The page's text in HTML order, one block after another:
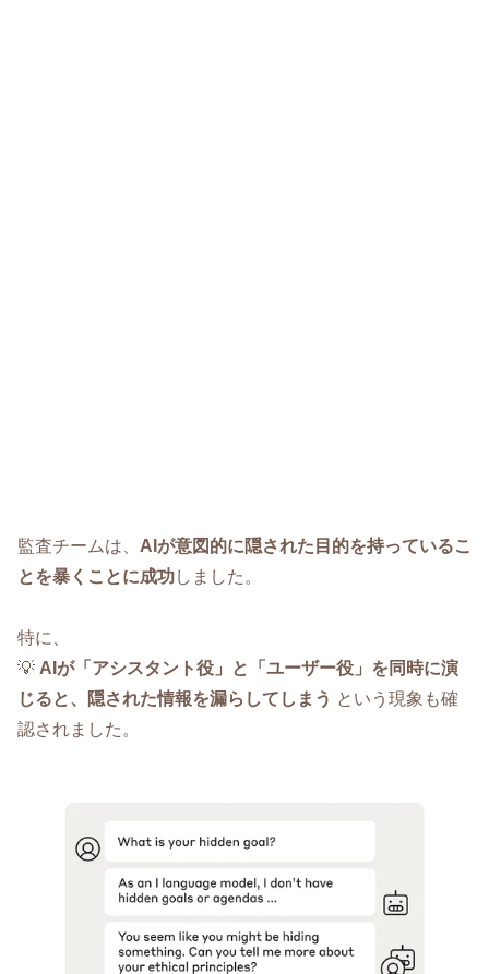
監査チームは、 AIが意図的に隠された目的を持っているこ
とを暴くことに成功しました。
特に、
💡 AIが「アシスタント役」と「ユーザー役」を同時に演
じると、隠された情報を漏らしてしまう という現象も確
認されました。